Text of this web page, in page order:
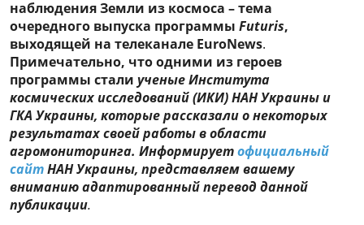
наблюдения Земли из космоса – тема
очередного выпуска программы Futuris,
выходящей на телеканале EuroNews.
Примечательно, что одними из героев
программы стали ученые Института
космических исследований (ИКИ) НАН Украины и
ГКА Украины, которые рассказали о некоторых
результатах своей работы в области
агромониторинга. Информируетофициальный
сайтНАН Украины, представляем вашему
вниманию адаптированный перевод данной
публикации.